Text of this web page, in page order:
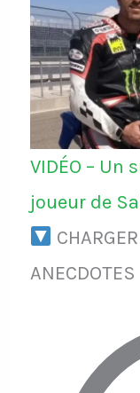
VIDÉO –
joueur de